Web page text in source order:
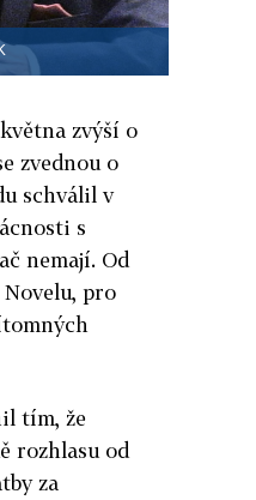
zvýší o
zvednou o
schválil v
s
nemají. Od
pro
tím, že
rozhlasu od
za